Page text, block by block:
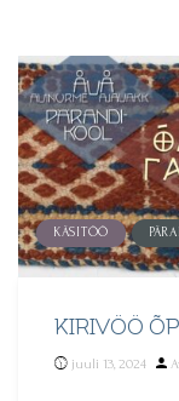
KÄSITÖÖ
KIRIVÖÖ
juuli 13, 2024